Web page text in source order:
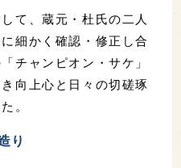
て、蔵元・杜氏の二人
細かく確認・修正し合
チャンピオン・サケ」
向上心と日々の切磋琢
。
り